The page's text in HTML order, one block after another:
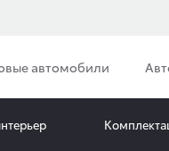
автомобили